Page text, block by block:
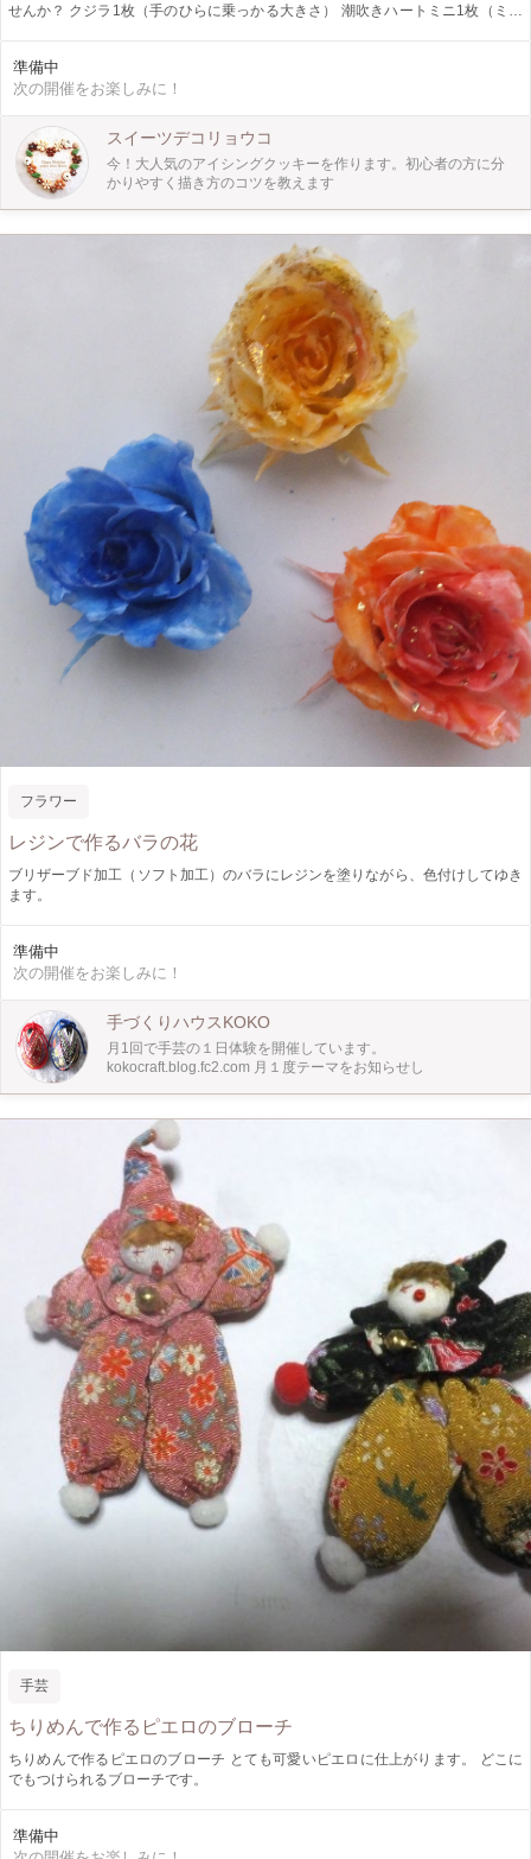
せんか？ クジラ1枚（手のひらに乗っかる大きさ） 潮吹きハートミニ1枚（ミニ
ングクッキーの楽しいところをギュッと詰め込んだ体験型ワークショップ 作っ
て楽しい！食べて美味しい！プレゼントして喜ばれるクッキーです 夏の特別価
準備中
次の開催をお楽しみに！
スイーツデコリョウコ
今！大人気のアイシングクッキーを作ります。初心者の方に分
かりやすく描き方のコツを教えます
フラワー
レジンで作るバラの花
ブリザーブド加工（ソフト加工）のバラにレジンを塗りながら、色付けしてゆき
ます。
準備中
次の開催をお楽しみに！
手づくりハウスKOKO
月1回で手芸の１日体験を開催しています。
kokocraft.blog.fc2.com 月１度テーマをお知らせし
手芸
ちりめんで作るピエロのブローチ
ちりめんで作るピエロのブローチ とても可愛いピエロに仕上がります。 どこに
でもつけられるブローチです。
準備中